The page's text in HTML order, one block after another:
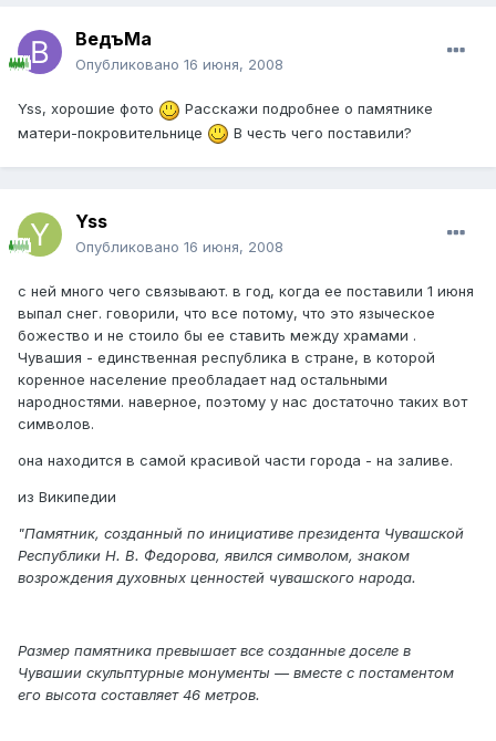
ВедъМа
Опубликовано 16 июня, 2008
Yss, хорошие фото
Расскажи подробнее о памятнике
матери-покровительнице
В честь чего поставили?
Yss
Опубликовано 16 июня, 2008
с ней много чего связывают. в год, когда ее поставили 1 июня
выпал снег. говорили, что все потому, что это языческое
божество и не стоило бы ее ставить между храмами .
Чувашия - единственная республика в стране, в которой
коренное население преобладает над остальными
народностями. наверное, поэтому у нас достаточно таких вот
символов.
она находится в самой красивой части города - на заливе.
из Википедии
"Памятник, созданный по инициативе президента Чувашской
Республики Н. В. Федорова, явился символом, знаком
возрождения духовных ценностей чувашского народа.
Размер памятника превышает все созданные доселе в
Чувашии скульптурные монументы — вместе с постаментом
его высота составляет 46 метров.